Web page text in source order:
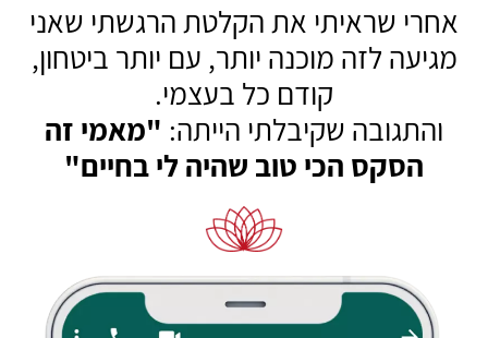
אחרי שראיתי את הקלטת הרגשתי שאני
מגיעה לזה מוכנה יותר, עם יותר ביטחון,
קודם כל בעצמי.
והתגובה שקיבלתי הייתה: "מאמי זה
הסקס הכי טוב שהיה לי בחיים"